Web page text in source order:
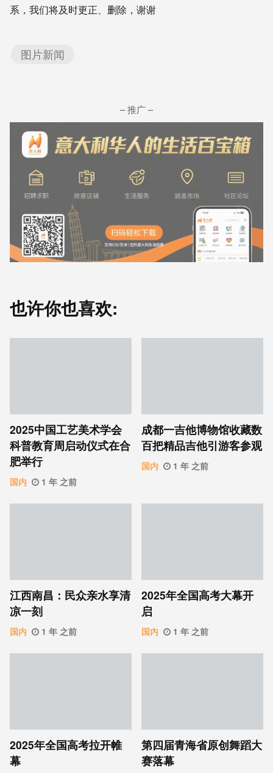
系，我们将及时更正、删除，谢谢
图片新闻
– 推广 –
也许你也喜欢:
2025中国工艺美术学会
科普教育周启动仪式在合
肥举行
国内 1 年 之前
成都一吉他博物馆收藏数
百把精品吉他引游客参观
国内 1 年 之前
江西南昌：民众亲水享清
凉一刻
国内 1 年 之前
2025年全国高考大幕开
启
国内 1 年 之前
2025年全国高考拉开帷
幕
第四届青海省原创舞蹈大
赛落幕